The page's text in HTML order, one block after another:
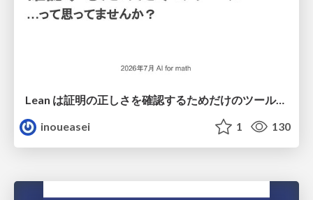
Lean は証明の正しさを確認するためだけのツールって思ってませんか？
inoueasei
1 130